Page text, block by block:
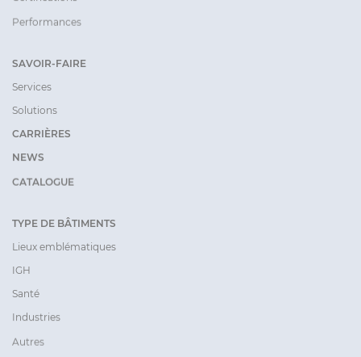
Performances
SAVOIR-FAIRE
Services
Solutions
CARRIÈRES
NEWS
CATALOGUE
TYPE DE BÂTIMENTS
Lieux emblématiques
IGH
Santé
Industries
Autres